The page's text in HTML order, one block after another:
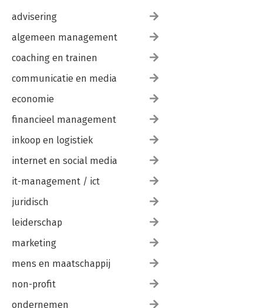
advisering
algemeen management
coaching en trainen
communicatie en media
economie
financieel management
inkoop en logistiek
internet en social media
it-management / ict
juridisch
leiderschap
marketing
mens en maatschappij
non-profit
ondernemen